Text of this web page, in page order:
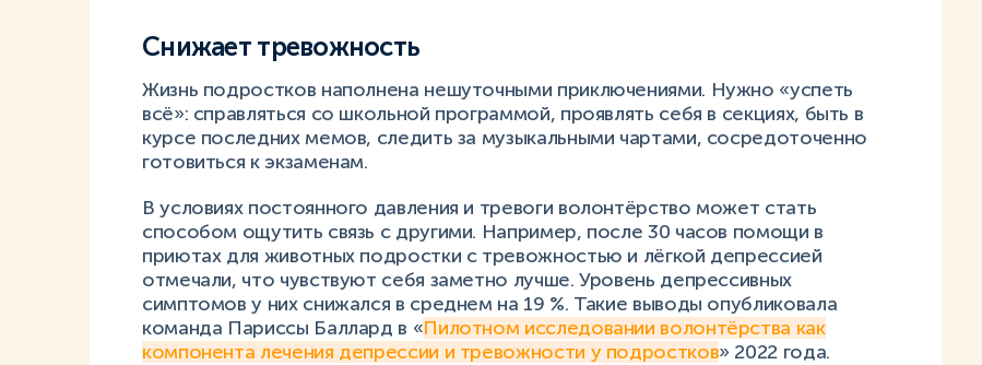
Снижает тревожность
Жизнь подростков наполнена нешуточными приключениями. Нужно «успеть
всё»: справляться со школьной программой, проявлять себя в секциях, быть в
курсе последних мемов, следить за музыкальными чартами, сосредоточенно
готовиться к экзаменам.
В условиях постоянного давления и тревоги волонтёрство может стать
способом ощутить связь с другими. Например, после 30 часов помощи в
приютах для животных подростки с тревожностью и лёгкой депрессией
отмечали, что чувствуют себя заметно лучше. Уровень депрессивных
симптомов у них снижался в среднем на 19 %. Такие выводы опубликовала
команда Париссы Баллард в «Пилотном исследовании волонтёрства как
компонента лечения депрессии и тревожности у подростков» 2022 года.